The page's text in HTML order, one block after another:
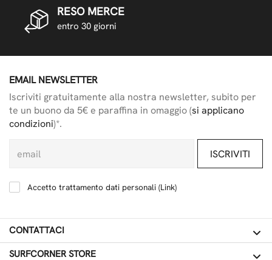
RESO MERCE
entro 30 giorni
EMAIL NEWSLETTER
Iscriviti gratuitamente alla nostra newsletter, subito per
te un buono da 5€ e paraffina in omaggio (si applicano
condizioni)*.
ISCRIVITI
Accetto trattamento dati personali (Link)
CONTATTACI
SURFCORNER STORE